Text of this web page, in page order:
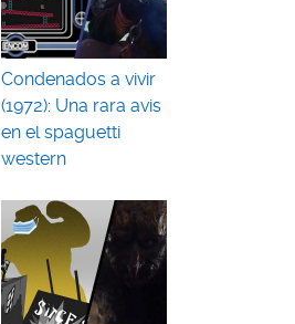
Condenados a vivir
(1972): Una rara avis
en el spaguetti
western